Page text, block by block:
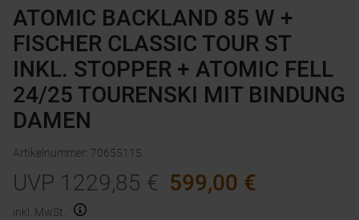
ATOMIC BACKLAND 85 W +
FISCHER CLASSIC TOUR ST
INKL. STOPPER + ATOMIC FELL
24/25 TOURENSKI MIT BINDUNG
DAMEN
Artikelnummer: 70655115
UVP 1229,85 € 599,00 €
inkl. MwSt.